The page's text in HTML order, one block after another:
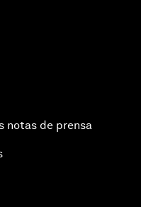
notas de prensa